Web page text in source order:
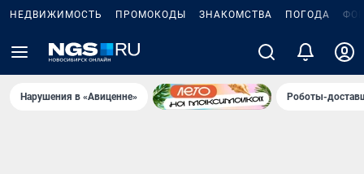
НЕДВИЖИМОСТЬ ПРОМОКОДЫ ЗНАКОМСТВА ПОГОДА
Нарушения в «Авиценне» Роботы-